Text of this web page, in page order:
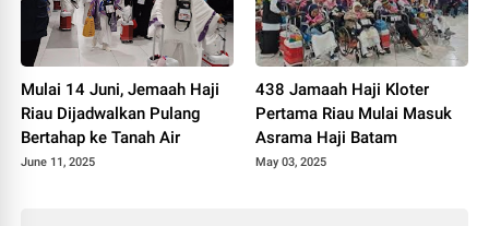
Mulai 14 Juni, Jemaah Haji
Riau Dijadwalkan Pulang
Bertahap ke Tanah Air
June 11, 2025
438 Jamaah Haji Kloter
Pertama Riau Mulai Masuk
Asrama Haji Batam
May 03, 2025